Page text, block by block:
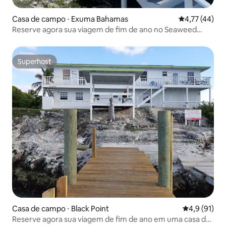
Casa de campo ⋅ Exuma Bahamas 4,77 de uma
4,77 (44)
Reserve agora sua viagem de fim de ano no Seaweed
Superhost
Superhost
Casa de campo ⋅ Black Point 4,9 de uma
4,9 (91)
Reserve agora sua viagem de fim de ano em uma casa de